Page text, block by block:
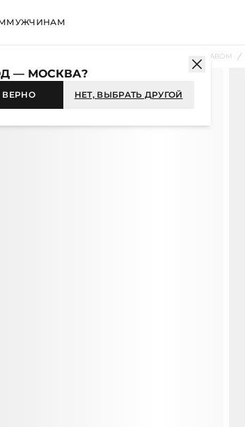
МУЖЧИНАМ
С ДЛИННЫМ РУКАВОМ
— МОСКВА?
ВЕРНО НЕТ, ВЫБРАТЬ ДРУГОЙ